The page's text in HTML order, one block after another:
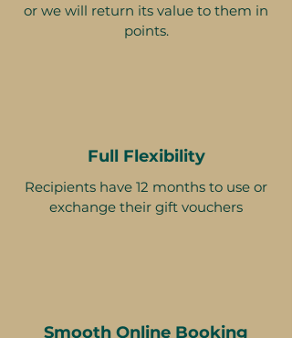
or we will return its value to them in
points.
Full Flexibility
Recipients have 12 months to use or
exchange their gift vouchers
Smooth Online Booking